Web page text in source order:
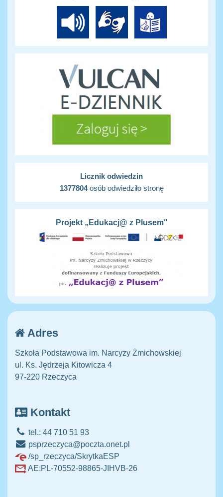
Licznik odwiedzin
1377804osób odwiedziło stronę
Projekt „Edukacj@ z Plusem"
Adres
Szkoła Podstawowa im. Narcyzy Żmichowskiej
ul. Ks. Jędrzeja Kitowicza 4
97-220 Rzeczyca
Kontakt
tel.: 44 710 51 93
psprzeczyca@poczta.onet.pl
/sp_rzeczyca/SkrytkaESP
AE:PL-70552-98865-JIHVB-26